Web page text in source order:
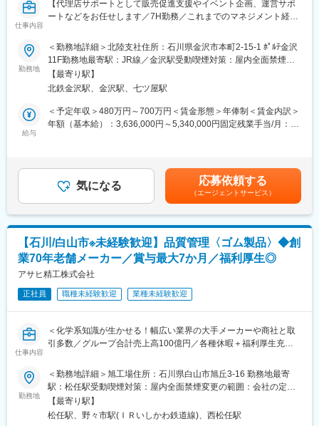
産物、乳製品、天然系調味料、健康商品などあらゆる分野で事業
を展開しておりますが、同社はその中でもハム・ソーセージ、加
変更の範囲：会社の定める業務
いか確認）
・売場作成
季節ごとの売場作成など
※エリアや担当チェーンによっては宿泊が伴う出張有（2か月に1
回程度）。
・お客様のカテゴリー（ウインナーやロースなど）の売上管理と
して、カテゴリーマネジメントも経験できます。
ーできる体制を整えています。
・ご自身の頑張り次第で、早期に昇進が叶う環境です。（30代前
半での課長実績あり）
■働き方
・一日の予定はご自身で裁量で決めれるため、自由度高く働けま
す。（直行直帰・テレワーク・フレックスも申請により利用可）
■当社について
日本ハムマーケティングは、ニッポンハムGの加工食品販売の中
を展開しておりますが、同社はその中でもハム・ソーセージ、加
工食品の販売に特化し営業しています。
変更の範囲：会社の定める業務
仕事内容
【代理店サポートとして販売促進支援やイベント企画、運営サポ
ートなどをお任せします／7H勤務／これまでのマネジメント経験
■担当業務：
上質な体型補整下着を製造し、代理店を通じ販売する同社にて、
代理店の営業活動をサポートする担当者を募集いたします。
※アパレル関係の経験者、百貨店での販売経験者、60～70代の方
も活躍中
■具体的に：
・担当代理店の販売データ集計、資料作成
・商品PR、直接販売および、お客様フォロー、新規顧客獲得など
は全て代理店が行います。
その他、教育研修：ロールプレイ等
※年3回ほど大きなイベントを開催しているため、イベント前の打
ち合わせ、企画、集客施策などが大きなミッションになります。
多い部署となります。その為将来的な育成の為の募集となりま
す。長期的に働ける環境です。
■当社の魅力：
当社は1985年創業の高級下着メーカーです。国内（本社を含む10
体制を確立し、事業拡大を実現しております。設立から38年、多
角化をせずにファンデーションに事業を集中し、「完全国内生産
（自社工場/協力工場）」「形状・サイズなどの多様なバリエーシ
ョン」などによる高い製品力で、10～70代までの幅広いお客様に
勤務地
＜勤務地詳細＞北陸支社住所：石川県金沢市本町2-15-1 ﾎﾟﾙﾃ金沢
11F勤務地最寄駅：JR線／金沢駅受動喫煙対策：屋内全面禁煙変
更の範囲：会社の定める事業所
【最寄り駅】
北鉄金沢駅、金沢駅、七ツ屋駅
給与
＜予定年収＞480万円～700万円＜賃金形態＞年俸制＜賃金内訳＞
年額（基本給）：3,636,000円～5,340,000円固定残業手当/月：
給与補足＞※上記には残業代40時間を含む金額となります賃金は
あくまでも目安の金額であり、選考を通じて上下する可能性があ
ります。月給(月額)は固定手当を含めた表記です。
気になる 応募依頼する
（エージェントサービス）
【石川/白山市※未経験歓迎】品質管理〈ゴム製品〉◆創
業70年老舗メーカー／賞与最大7か月／福利厚生◎
アサヒ精工株式会社
正社員 職種未経験歓迎 業種未経験歓迎
仕事内容
＜化学系知識が生かせる！幅広い業界の大手メーカーや商社と取
引多数／グループ合計売上高100億円／各種休暇＋福利厚生充実
■職務内容：
品質管理部門にて、以下の業務を担当していただきます。
・工業用ゴム製品やOA機器用ゴムローラの品質管理
・クライアントの要求に応じた製品開発
勤務地
＜勤務地詳細＞旭工場住所：石川県白山市旭丘3-16 勤務地最寄
駅：松任駅受動喫煙対策：屋内全面禁煙変更の範囲：会社の定め
る事業所
【最寄り駅】
松任駅、野々市駅(ＩＲいしかわ鉄道線)、西松任駅